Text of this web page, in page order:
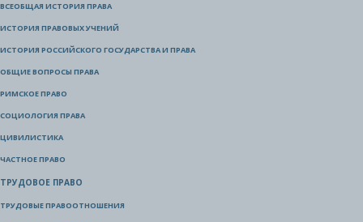
ВСЕОБЩАЯ ИСТОРИЯ ПРАВА
ИСТОРИЯ ПРАВОВЫХ УЧЕНИЙ
ИСТОРИЯ РОССИЙСКОГО ГОСУДАРСТВА И ПРАВА
ОБЩИЕ ВОПРОСЫ ПРАВА
РИМСКОЕ ПРАВО
СОЦИОЛОГИЯ ПРАВА
ЦИВИЛИСТИКА
ЧАСТНОЕ ПРАВО
ТРУДОВОЕ ПРАВО
ТРУДОВЫЕ ПРАВООТНОШЕНИЯ